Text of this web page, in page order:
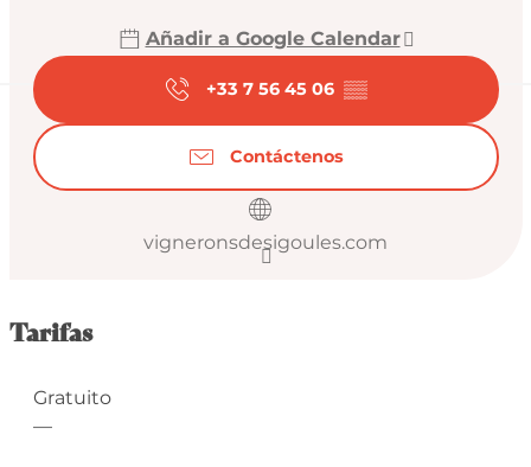
Añadir a Google Calendar
+33 7 56 45 06 ▒▒
Contáctenos
vigneronsdesigoules.com
Tarifas
Gratuito
—